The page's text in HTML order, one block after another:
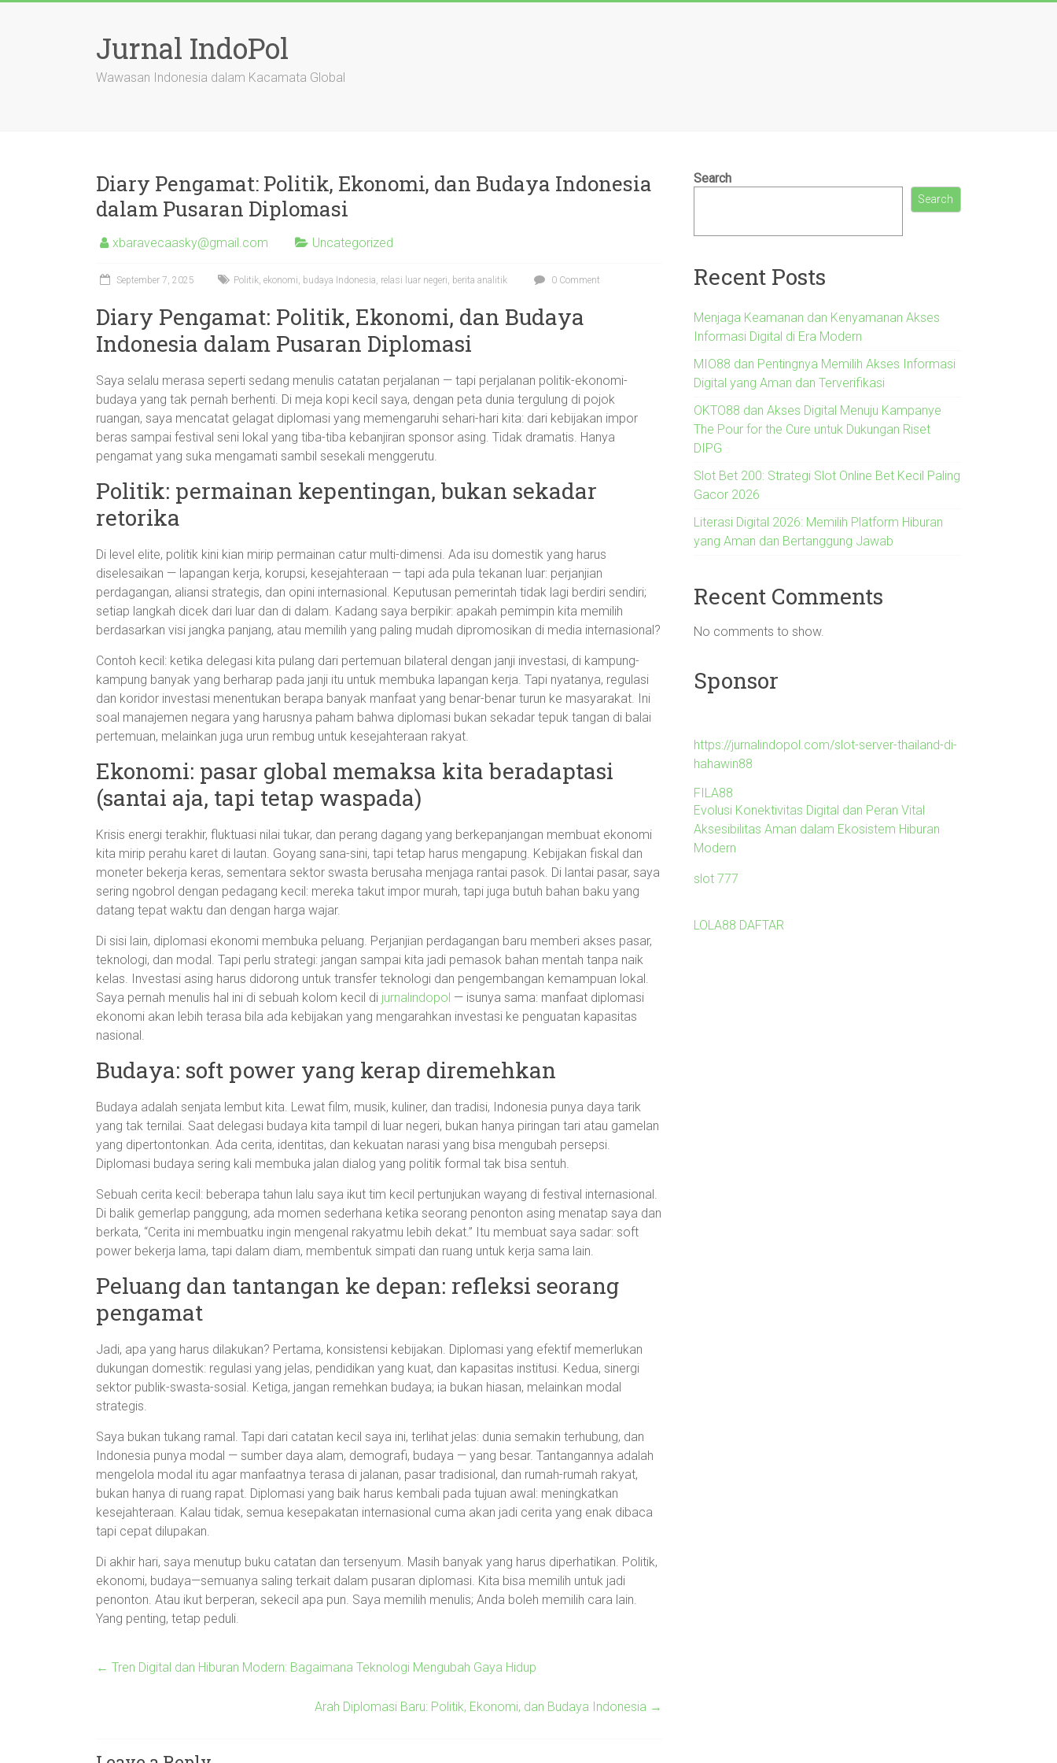
Jurnal IndoPol
Wawasan Indonesia dalam Kacamata Global
Diary Pengamat: Politik, Ekonomi, dan Budaya Indonesia
dalam Pusaran Diplomasi
xbaravecaasky@gmail.com Uncategorized
September 7, 2025 Politik, ekonomi, budaya Indonesia, relasi luar negeri, berita analitik 0 Comment
Diary Pengamat: Politik, Ekonomi, dan Budaya
Indonesia dalam Pusaran Diplomasi
Saya selalu merasa seperti sedang menulis catatan perjalanan — tapi perjalanan politik-ekonomi-
budaya yang tak pernah berhenti. Di meja kopi kecil saya, dengan peta dunia tergulung di pojok
ruangan, saya mencatat gelagat diplomasi yang memengaruhi sehari-hari kita: dari kebijakan impor
beras sampai festival seni lokal yang tiba-tiba kebanjiran sponsor asing. Tidak dramatis. Hanya
pengamat yang suka mengamati sambil sesekali menggerutu.
Politik: permainan kepentingan, bukan sekadar
retorika
Di level elite, politik kini kian mirip permainan catur multi-dimensi. Ada isu domestik yang harus
diselesaikan — lapangan kerja, korupsi, kesejahteraan — tapi ada pula tekanan luar: perjanjian
perdagangan, aliansi strategis, dan opini internasional. Keputusan pemerintah tidak lagi berdiri sendiri;
setiap langkah dicek dari luar dan di dalam. Kadang saya berpikir: apakah pemimpin kita memilih
berdasarkan visi jangka panjang, atau memilih yang paling mudah dipromosikan di media internasional?
Contoh kecil: ketika delegasi kita pulang dari pertemuan bilateral dengan janji investasi, di kampung-
kampung banyak yang berharap pada janji itu untuk membuka lapangan kerja. Tapi nyatanya, regulasi
dan koridor investasi menentukan berapa banyak manfaat yang benar-benar turun ke masyarakat. Ini
soal manajemen negara yang harusnya paham bahwa diplomasi bukan sekadar tepuk tangan di balai
pertemuan, melainkan juga urun rembug untuk kesejahteraan rakyat.
Ekonomi: pasar global memaksa kita beradaptasi
(santai aja, tapi tetap waspada)
Krisis energi terakhir, fluktuasi nilai tukar, dan perang dagang yang berkepanjangan membuat ekonomi
kita mirip perahu karet di lautan. Goyang sana-sini, tapi tetap harus mengapung. Kebijakan fiskal dan
moneter bekerja keras, sementara sektor swasta berusaha menjaga rantai pasok. Di lantai pasar, saya
sering ngobrol dengan pedagang kecil: mereka takut impor murah, tapi juga butuh bahan baku yang
datang tepat waktu dan dengan harga wajar.
Di sisi lain, diplomasi ekonomi membuka peluang. Perjanjian perdagangan baru memberi akses pasar,
teknologi, dan modal. Tapi perlu strategi: jangan sampai kita jadi pemasok bahan mentah tanpa naik
kelas. Investasi asing harus didorong untuk transfer teknologi dan pengembangan kemampuan lokal.
Saya pernah menulis hal ini di sebuah kolom kecil di jurnalindopol — isunya sama: manfaat diplomasi
ekonomi akan lebih terasa bila ada kebijakan yang mengarahkan investasi ke penguatan kapasitas
nasional.
Budaya: soft power yang kerap diremehkan
Budaya adalah senjata lembut kita. Lewat film, musik, kuliner, dan tradisi, Indonesia punya daya tarik
yang tak ternilai. Saat delegasi budaya kita tampil di luar negeri, bukan hanya piringan tari atau gamelan
yang dipertontonkan. Ada cerita, identitas, dan kekuatan narasi yang bisa mengubah persepsi.
Diplomasi budaya sering kali membuka jalan dialog yang politik formal tak bisa sentuh.
Sebuah cerita kecil: beberapa tahun lalu saya ikut tim kecil pertunjukan wayang di festival internasional.
Di balik gemerlap panggung, ada momen sederhana ketika seorang penonton asing menatap saya dan
berkata, “Cerita ini membuatku ingin mengenal rakyatmu lebih dekat.” Itu membuat saya sadar: soft
power bekerja lama, tapi dalam diam, membentuk simpati dan ruang untuk kerja sama lain.
Peluang dan tantangan ke depan: refleksi seorang
pengamat
Jadi, apa yang harus dilakukan? Pertama, konsistensi kebijakan. Diplomasi yang efektif memerlukan
dukungan domestik: regulasi yang jelas, pendidikan yang kuat, dan kapasitas institusi. Kedua, sinergi
sektor publik-swasta-sosial. Ketiga, jangan remehkan budaya; ia bukan hiasan, melainkan modal
strategis.
Saya bukan tukang ramal. Tapi dari catatan kecil saya ini, terlihat jelas: dunia semakin terhubung, dan
Indonesia punya modal — sumber daya alam, demografi, budaya — yang besar. Tantangannya adalah
mengelola modal itu agar manfaatnya terasa di jalanan, pasar tradisional, dan rumah-rumah rakyat,
bukan hanya di ruang rapat. Diplomasi yang baik harus kembali pada tujuan awal: meningkatkan
kesejahteraan. Kalau tidak, semua kesepakatan internasional cuma akan jadi cerita yang enak dibaca
tapi cepat dilupakan.
Di akhir hari, saya menutup buku catatan dan tersenyum. Masih banyak yang harus diperhatikan. Politik,
ekonomi, budaya—semuanya saling terkait dalam pusaran diplomasi. Kita bisa memilih untuk jadi
penonton. Atau ikut berperan, sekecil apa pun. Saya memilih menulis; Anda boleh memilih cara lain.
Yang penting, tetap peduli.
← Tren Digital dan Hiburan Modern: Bagaimana Teknologi Mengubah Gaya Hidup
Arah Diplomasi Baru: Politik, Ekonomi, dan Budaya Indonesia →
Search
Search
Recent Posts
Menjaga Keamanan dan Kenyamanan Akses
Informasi Digital di Era Modern
MIO88 dan Pentingnya Memilih Akses Informasi
Digital yang Aman dan Terverifikasi
OKTO88 dan Akses Digital Menuju Kampanye
The Pour for the Cure untuk Dukungan Riset
DIPG
Slot Bet 200: Strategi Slot Online Bet Kecil Paling
Gacor 2026
Literasi Digital 2026: Memilih Platform Hiburan
yang Aman dan Bertanggung Jawab
Recent Comments
No comments to show.
Sponsor
https://jurnalindopol.com/slot-server-thailand-di-
hahawin88
FILA88
Evolusi Konektivitas Digital dan Peran Vital
Aksesibilitas Aman dalam Ekosistem Hiburan
Modern
slot 777
LOLA88 DAFTAR